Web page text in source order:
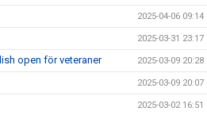
2025-04-06 09:14
2025-03-31 23:17
open för veteraner 2025-03-09 20:28
2025-03-09 20:07
2025-03-02 16:51